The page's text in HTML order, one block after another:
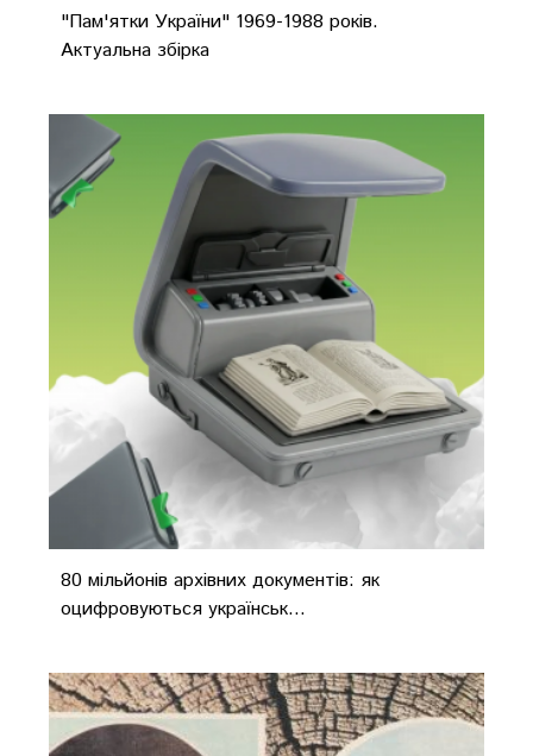
"Пам'ятки України" 1969-1988 років.
Актуальна збірка
80 мільйонів архівних документів: як
оцифровуються українськ...